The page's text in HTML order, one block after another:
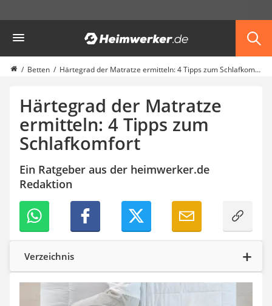
Möbel & Einrichtung
Daunenkissen
Wäscheständer
Heizdecke
Daunendecken
Backofen
HiFi-Lautsprecher
Samsung-Waschmaschine
LED-Feuchtraumleuchte
4K-Beamer
Schraubendreher-Set
Sägekettenschärfgerät
Geschirrspüler 45 cm
Fußsack
Betten Härtegrad der Matratze ermitteln: 4 Tipps zum Schlafkomfort
Härtegrad der Matratze
ermitteln: 4 Tipps zum
Schlafkomfort
Ein Ratgeber aus der heimwerker.de
Redaktion
Verzeichnis